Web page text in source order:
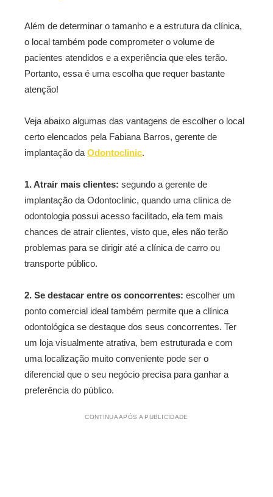
Além de determinar o tamanho e a estrutura da clínica,
o local também pode comprometer o volume de
pacientes atendidos e a experiência que eles terão.
Portanto, essa é uma escolha que requer bastante
atenção!
Veja abaixo algumas das vantagens de escolher o local
certo elencados pela Fabiana Barros, gerente de
implantação da Odontoclinic.
1. Atrair mais clientes: segundo a gerente de
implantação da Odontoclinic, quando uma clínica de
odontologia possui acesso facilitado, ela tem mais
chances de atrair clientes, visto que, eles não terão
problemas para se dirigir até a clínica de carro ou
transporte público.
2. Se destacar entre os concorrentes: escolher um
ponto comercial ideal também permite que a clínica
odontológica se destaque dos seus concorrentes. Ter
um loja visualmente atrativa, bem estruturada e com
uma localização muito conveniente pode ser o
diferencial que o seu negócio precisa para ganhar a
preferência do público.
CONTINUA APÓS A PUBLICIDADE